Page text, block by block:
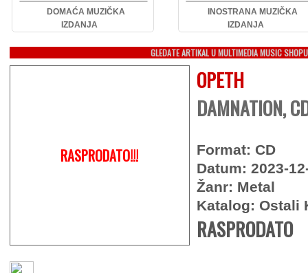
DOMAĆA MUZIČKA
IZDANJA
INOSTRANA MUZIČKA
IZDANJA
GLEDATE ARTIKAL U MULTIMEDIA MUSIC SHOPU
RASPRODATO!!!
OPETH
DAMNATION,
Format: CD
Datum: 2023-
Žanr: Metal
Katalog: Ostali
RASPRODATO